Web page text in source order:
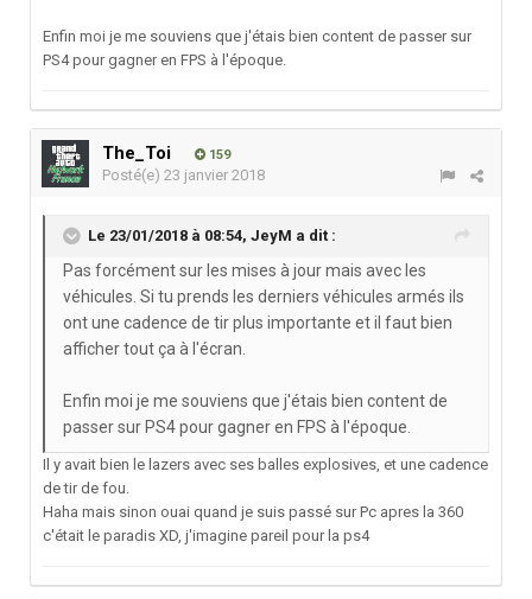
Enfin moi je me souviens que j'étais bien content de passer sur
PS4 pour gagner en FPS à l'époque.
The_Toi 159
Posté(e) 23 janvier 2018
Le 23/01/2018 à 08:54, JeyM a dit :
Pas forcément sur les mises à jour mais avec les
véhicules. Si tu prends les derniers véhicules armés ils
ont une cadence de tir plus importante et il faut bien
afficher tout ça à l'écran.
Enfin moi je me souviens que j'étais bien content de
passer sur PS4 pour gagner en FPS à l'époque.
Il y avait bien le lazers avec ses balles explosives, et une cadence
de tir de fou.
Haha mais sinon ouai quand je suis passé sur Pc apres la 360
c'était le paradis XD, j'imagine pareil pour la ps4